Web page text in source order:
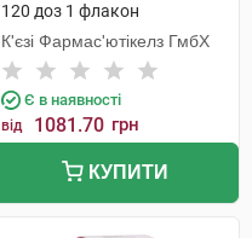
120 доз 1 флакон
К'єзі Фармас'ютікелз ГмбХ
Є в наявності
від 1081.70 грн
КУПИТИ